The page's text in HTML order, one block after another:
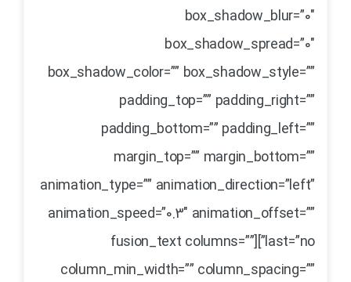
box_shadow_blur=”0″
box_shadow_spread=”0″
box_shadow_color=”” box_shadow_style=””
padding_top=”” padding_right=””
padding_bottom=”” padding_left=””
margin_top=”” margin_bottom=””
animation_type=”” animation_direction=”left”
animation_speed=”0.3″ animation_offset=””
last=”no”][fusion_text columns=””
column_min_width=”” column_spacing=””